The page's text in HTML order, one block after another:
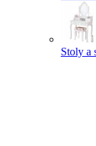
Stoly a